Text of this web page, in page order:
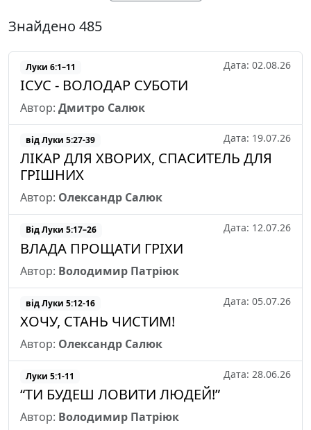
Якова
1 Петра
2 Петра
Знайдено 485
Луки 6:1–11 Дата: 02.08.26
ІСУС - ВОЛОДАР СУБОТИ
Автор: Дмитро Салюк
від Луки 5:27-39 Дата: 19.07.26
ЛІКАР ДЛЯ ХВОРИХ, СПАСИТЕЛЬ ДЛЯ
ГРІШНИХ
Автор: Олександр Салюк
Від Луки 5:17–26 Дата: 12.07.26
ВЛАДА ПРОЩАТИ ГРІХИ
Автор: Володимир Патріюк
від Луки 5:12-16 Дата: 05.07.26
ХОЧУ, СТАНЬ ЧИСТИМ!
Автор: Олександр Салюк
Луки 5:1-11 Дата: 28.06.26
“ТИ БУДЕШ ЛОВИТИ ЛЮДЕЙ!”
Автор: Володимир Патріюк